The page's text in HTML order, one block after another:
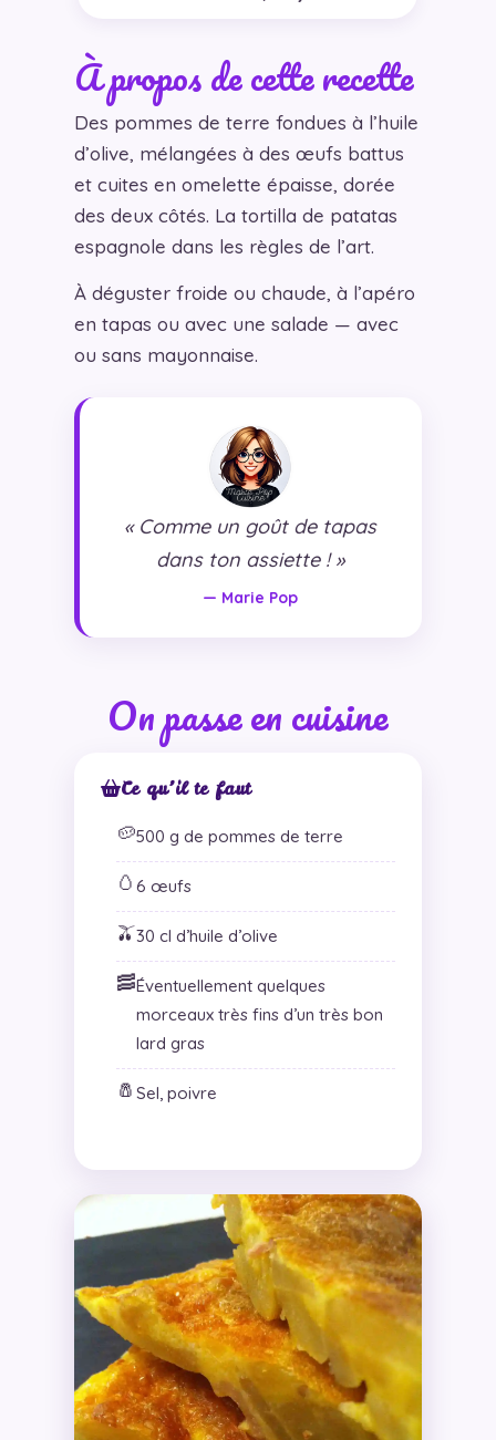
À propos de cette recette
Des pommes de terre fondues à l’huile
d’olive, mélangées à des œufs battus
et cuites en omelette épaisse, dorée
des deux côtés. La tortilla de patatas
espagnole dans les règles de l’art.
À déguster froide ou chaude, à l’apéro
en tapas ou avec une salade — avec
ou sans mayonnaise.
« Comme un goût de tapas
dans ton assiette ! »
— Marie Pop
On passe en cuisine
Ce qu’il te faut
🥔500 g de pommes de terre
🥚 6 œufs
🫒30 cl d’huile d’olive
🥓Éventuellement quelques
morceaux très fins d’un très bon
lard gras
🧂 Sel, poivre